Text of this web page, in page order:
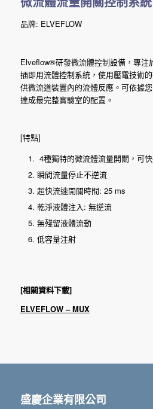
品牌: ELVEFLOW
Elveflow®研發微流體控制設備，專注
插即用流體控制系統，使用壓電技術
供微流道裝置內的流體反應。可依據
達成最完整實驗室的配置。
[特點]
4種獨特的微流體流量開關，可
瞬間流量停止不逆流
超快流速開關時間: 25 ms
乾淨液體注入: 無逆流
無殘留液體流動
低容量注射
[相關資料下載]
ELVEFLOW – MUX
盛慶企業有限公司